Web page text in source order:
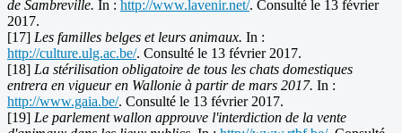
de Sambreville. In : http://www.lavenir.net/. Consulté le 13 février
2017.
[17] Les familles belges et leurs animaux. In :
http://culture.ulg.ac.be/. Consulté le 13 février 2017.
[18] La stérilisation obligatoire de tous les chats domestiques
entrera en vigueur en Wallonie à partir de mars 2017. In :
http://www.gaia.be/. Consulté le 13 février 2017.
[19] Le parlement wallon approuve l'interdiction de la vente